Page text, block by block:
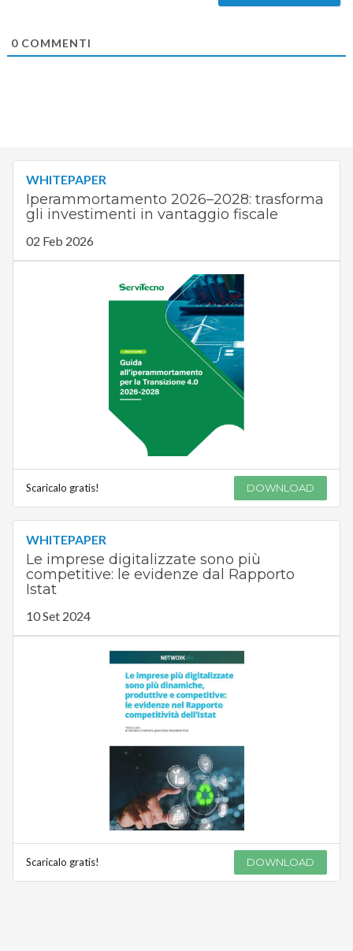
0COMMENTI
WHITEPAPER
Iperammortamento 2026–2028: trasforma
gli investimenti in vantaggio fiscale
02 Feb 2026
Scaricalo gratis! DOWNLOAD
WHITEPAPER
Le imprese digitalizzate sono più
competitive: le evidenze dal Rapporto
Istat
10 Set 2024
Scaricalo gratis! DOWNLOAD